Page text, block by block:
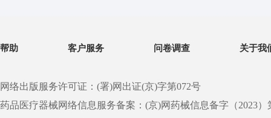
帮助 客户服务 问卷调查 关于我
网络出版服务许可证：(署)网出证(京)字第072号
药品医疗器械网络信息服务备案：(京)网药械信息备字（2023）